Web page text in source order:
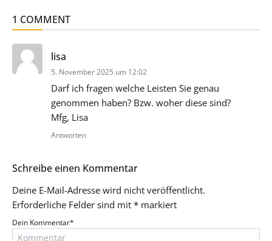
1 COMMENT
lisa
5. November 2025 um 12:02
Darf ich fragen welche Leisten Sie genau
genommen haben? Bzw. woher diese sind?
Mfg, Lisa
Antworten
Schreibe einen Kommentar
Deine E-Mail-Adresse wird nicht veröffentlicht.
Erforderliche Felder sind mit * markiert
Dein Kommentar*